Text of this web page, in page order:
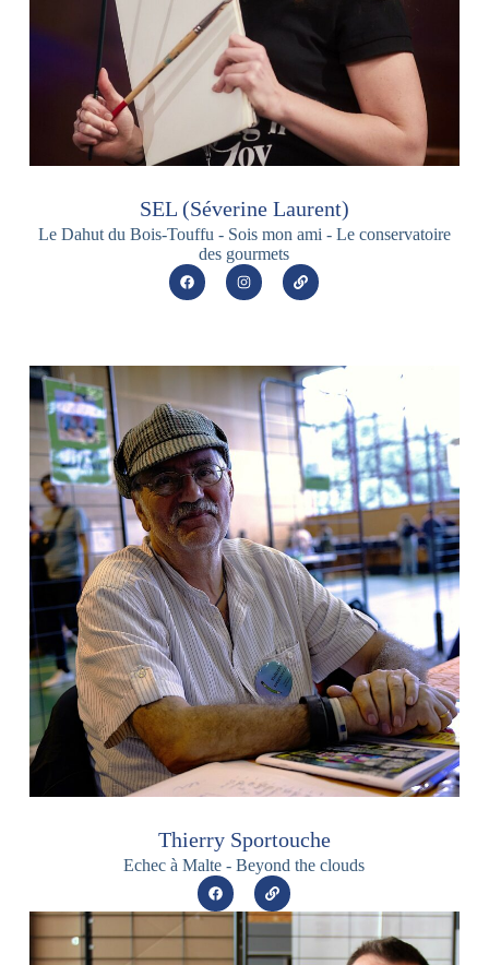
SEL (Séverine Laurent)
Le Dahut du Bois-Touffu - Sois mon ami - Le conservatoire
des gourmets
Thierry Sportouche
Echec à Malte - Beyond the clouds